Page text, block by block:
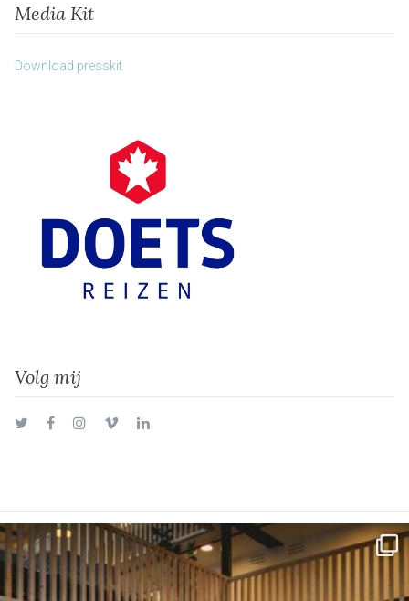
Media Kit
Download presskit
Volg mij
TwitterFacebookInstagram
VimeoLinkedIn